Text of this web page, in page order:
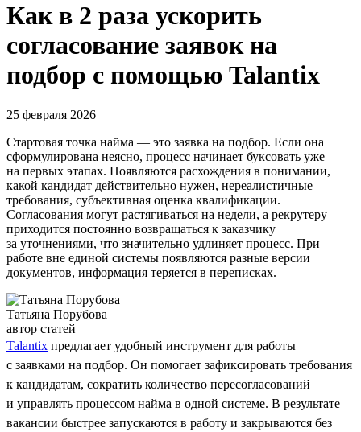
Как в 2 раза ускорить
согласование заявок на
подбор с помощью Talantix
25 февраля 2026
Стартовая точка найма — это заявка на подбор. Если она
сформулирована неясно, процесс начинает буксовать уже
на первых этапах. Появляются расхождения в понимании,
какой кандидат действительно нужен, нереалистичные
требования, субъективная оценка квалификации.
Согласования могут растягиваться на недели, а рекрутеру
приходится постоянно возвращаться к заказчику
за уточнениями, что значительно удлиняет процесс. При
работе вне единой системы появляются разные версии
документов, информация теряется в переписках.
Татьяна Порубова
автор статей
Talantix предлагает удобный инструмент для работы
с заявками на подбор. Он помогает зафиксировать требования
к кандидатам, сократить количество пересогласований
и управлять процессом найма в одной системе. В результате
вакансии быстрее запускаются в работу и закрываются без